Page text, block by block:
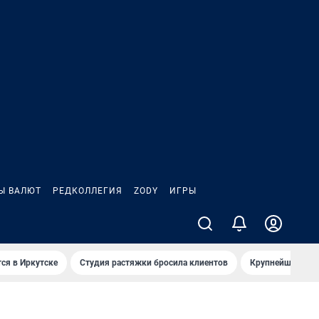
ВАЛЮТ РЕДКОЛЛЕГИЯ ZODY ИГРЫ
в Иркутске Студия растяжки бросила клиентов Крупнейшие